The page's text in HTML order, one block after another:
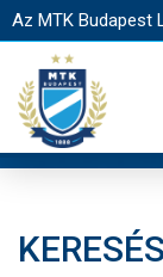
Az MTK Budapest
KERESÉS